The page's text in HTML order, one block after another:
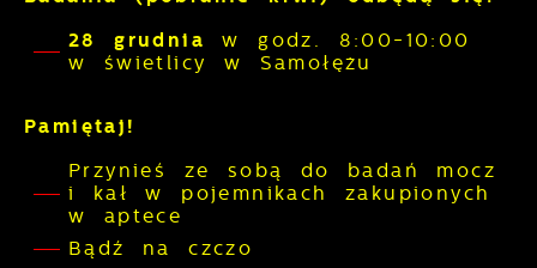
28 grudnia
w godz. 8:00-10:00
w świetlicy w Samołężu
Pamiętaj!
Przynieś ze sobą do badań mocz
i kał w pojemnikach zakupionych
w aptece
Bądź na czczo
pozwalają nam na ocenę naszych
serwisów internetowych pod względem ich
popularności wśród użytkowników.
zgody na analityczne pliki cookies
gwarantuje dostępność wszystkich
funkcjonalności.
prezentujemy Ci najciekawsze informacje i
aktualności na stronach naszych
Promocyjne pliki cookies służą do
podstawie analizy Twoich upodobań oraz
Twoich zwyczajów dotyczących
przeglądanej witryny internetowej. Treści
promocyjne mogą pojawić się na stronach
Więcej